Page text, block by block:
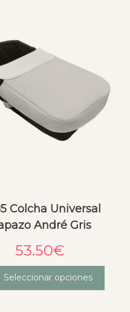
Colcha Universal
André Gris
53.50€
Seleccionar opciones